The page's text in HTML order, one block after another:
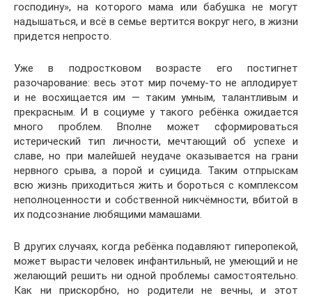
господину», на которого мама или бабушка не могут
надышаться, и всё в семье вертится вокруг него, в жизни
придется непросто.
Уже в подростковом возрасте его постигнет
разочарование: весь этот мир почему-то не аплодирует
и не восхищается им — таким умным, талантливым и
прекрасным. И в социуме у такого ребёнка ожидается
много проблем. Вполне может сформироваться
истерический тип личности, мечтающий об успехе и
славе, но при малейшей неудаче оказывается на грани
нервного срыва, а порой и суицида. Таким отпрыскам
всю жизнь приходиться жить и бороться с комплексом
неполноценности и собственной никчёмности, вбитой в
их подсознание любящими мамашами.
В других случаях, когда ребёнка подавляют гиперопекой,
может вырасти человек инфантильный, не умеющий и не
желающий решить ни одной проблемы самостоятельно.
Как ни прискорбно, но родители не вечны, и этот